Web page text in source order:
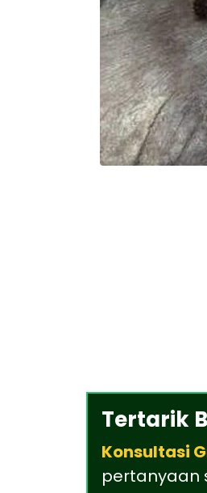
Tertarik
Konsultasi
pertanyaan